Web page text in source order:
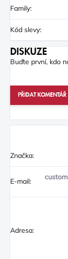
Family:
Kód slevy:
DISKUZE
Buďte první, kdo
PŘIDAT KOMENTÁŘ
Značka:
E-mail:
Adresa: